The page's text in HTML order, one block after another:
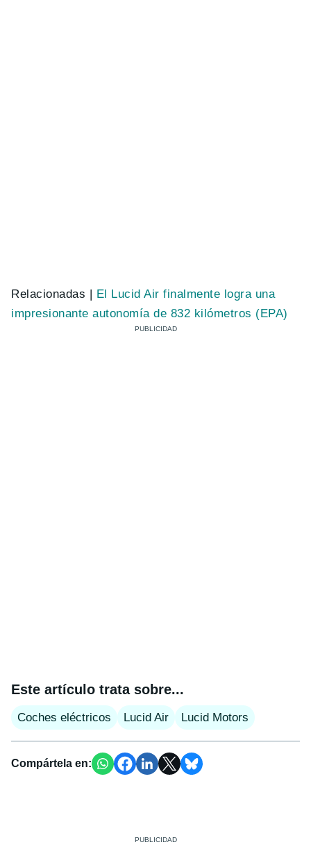
Relacionadas | El Lucid Air finalmente logra una
impresionante autonomía de 832 kilómetros (EPA)
Este artículo trata sobre...
Coches eléctricos Lucid Air Lucid Motors
Compártela en: